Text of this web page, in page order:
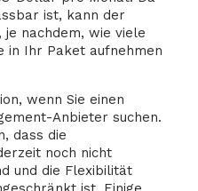
ist, kann der
je nachdem, wie viele
in Ihr Paket aufnehmen
wenn Sie einen
Anbieter suchen.
dass die
noch nicht
und die Flexibilität